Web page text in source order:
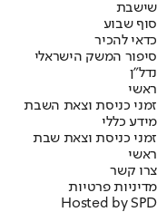
שישבת
סוף שבוע
כדאי להכיר
סיפור המשק הישראלי
נדל"ן
ראשי
זמני כניסת וצאת השבת
מידע כללי
זמני כניסת וצאת שבת
ראשי
צרו קשר
מדיניות פרטיות
Hosted by SPD